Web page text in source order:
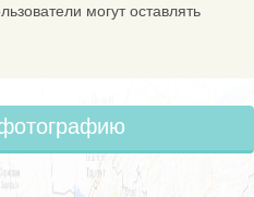
могут оставлять